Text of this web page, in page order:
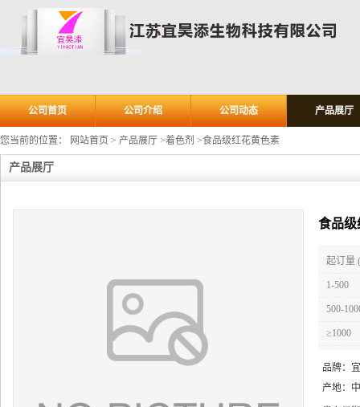
公司首页 公司介绍 公司动态 产品展厅
您当前的位置： 网站首页 > 产品展厅 >着色剂 >食品级红花黄色素
产品展厅
食品级
起订量
1-500
500-
≥1000
品牌：
产地：